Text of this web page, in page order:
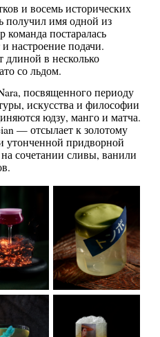
и восемь исторических
получил имя одной из
команда постаралась
и настроение подачи.
в несколько
со льдом.
посвященного периоду
искусства и философии
юдзу, манго и матча.
— отсылает к золотому
утонченной придворной
на сочетании сливы, ванили